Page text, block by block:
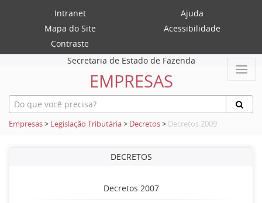
Intranet
Ajuda
Mapa do Site
Acessibilidade
Contraste
Secretaria de Estado de Fazenda
EMPRESAS
Empresas> Legislação Tributária> Decretos> Decretos 2009
DECRETOS
Decretos 2007